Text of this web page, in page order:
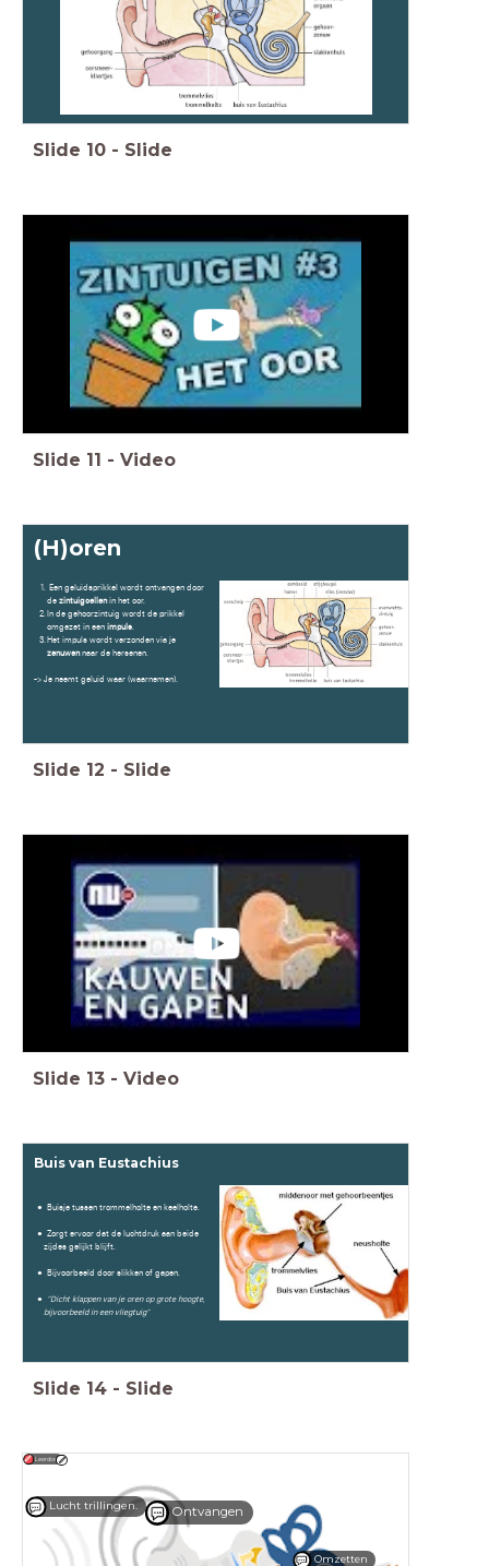
Slide 10 - Slide
Slide 11 - Video
(H)oren
Een geluidsprikkel wordt ontvangen door
dezintuigcellenin het oor.
In de gehoorzintuig wordt de prikkel
omgezet in eenimpuls.
Het impuls wordt verzonden via je
zenuwennaar de hersenen.
-> Je neemt geluid waar (waarnemen).
Slide 12 - Slide
Slide 13 - Video
Buis van Eustachius
Buisje tussen trommelholte en keelholte.
Zorgt ervoor dat de luchtdruk aan beide
zijdes gelijkt blijft.
Bijvoorbeeld door slikken of gapen.
"Dicht klappen van je oren op grote hoogte,
bijvoorbeeld in een vliegtuig"
Slide 14 - Slide
Ontvangen
Lucht trillingen.
Omzetten
Leerdoel